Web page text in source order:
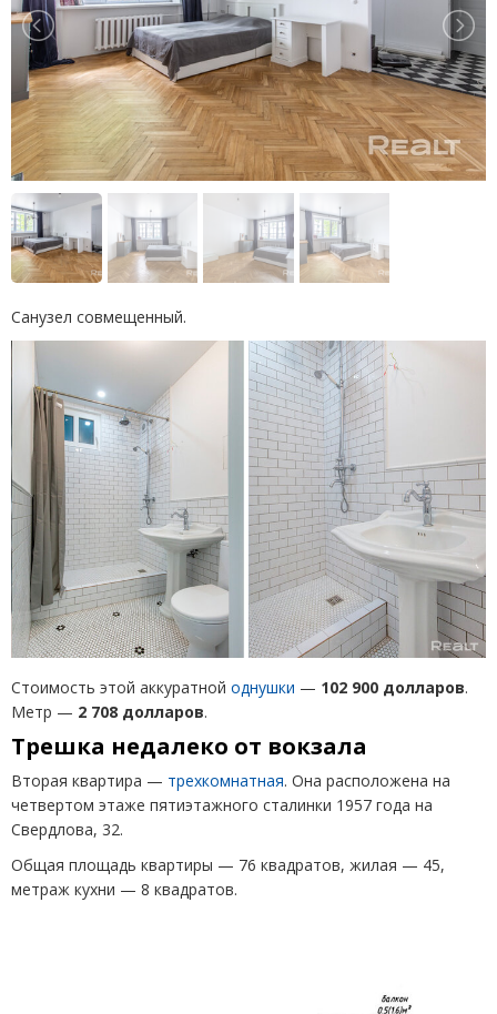
Санузел совмещенный.
Стоимость этой аккуратной однушки — 102 900 долларов.
Метр — 2 708 долларов.
Трешка недалеко от вокзала
Вторая квартира — трехкомнатная. Она расположена на
четвертом этаже пятиэтажного сталинки 1957 года на
Свердлова, 32.
Общая площадь квартиры — 76 квадратов, жилая — 45,
метраж кухни — 8 квадратов.